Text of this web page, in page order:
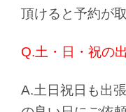
頂けると予約が
Q.土・日・祝の
A.土日祝日も出